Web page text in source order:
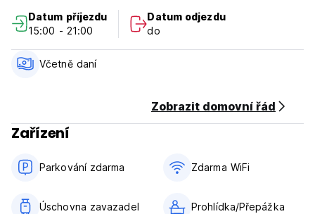
Snídaně není v ceně.
Žádný zákaz vycházení.
Přátelský mazlíček.
Vhodné pro děti.
Datum příjezdu
15:00 - 21:00
Datum odjezdu
do
Včetně daní
Zobrazit domovní řád
Zařízení
Parkování zdarma Zdarma WiFi
Úschovna zavazadel Prohlídka/Přepážka